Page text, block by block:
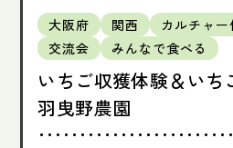
大阪府 関西 カルチャー
交流会
みんなで食べる
いちご収獲体験＆いち
羽曳野農園